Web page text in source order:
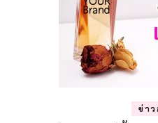
ข่าว